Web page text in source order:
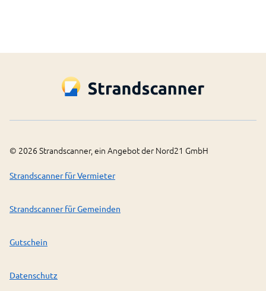
© 2026 Strandscanner, ein Angebot der Nord21 GmbH
Strandscanner für Vermieter
Strandscanner für Gemeinden
Gutschein
Datenschutz